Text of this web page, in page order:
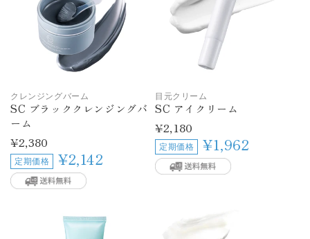
クレンジングバーム
SC ブラッククレンジングバ
ーム
通
常
価
格
¥2,380
定期価格 ¥2,142
目元クリーム
SC アイクリーム
通
常
価
格
¥2,180
定期価格 ¥1,962